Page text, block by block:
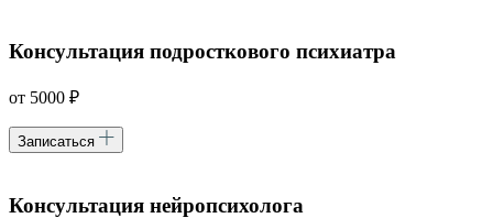
Консультация подросткового психиатра
от 5000 ₽
Записаться
Консультация нейропсихолога